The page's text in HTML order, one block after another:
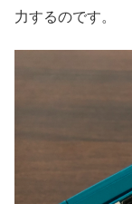
力するのです。